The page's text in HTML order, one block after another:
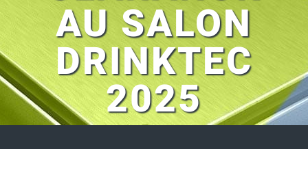
AU SALON
DRINKTEC
2025